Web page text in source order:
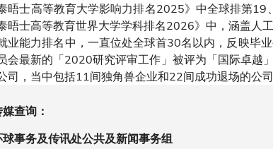
晤士高等教育大学影响力排名2025》中全球排第
晤士高等教育世界大学学科排名2026》中，涵盖人
业能力排名中，一直位处全球首30名以内，反映毕
会最新的「2020研究评审工作」被评为「国际卓
司，当中包括11间独角兽企业和22间成功退场的公司
查询：
球事务及传讯处公共及新闻事务组